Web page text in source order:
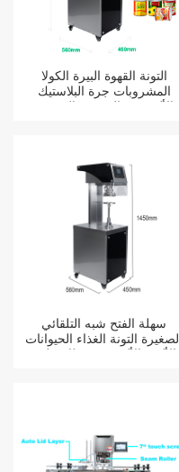
التونة القهوة البيرة الكولا
المشروبات جرة البلاستيك
سهلة الفتح شبه التلقائي
الصغيرة التونة الغذاء الحيوانات